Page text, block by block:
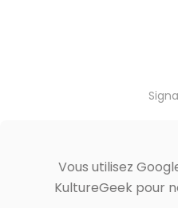
Vous utilisez
KultureGeek pour